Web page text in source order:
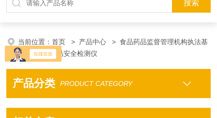
当前位置：首页 > 产品中心 >食品药品监督管理机构执法基
本装备>食品安全检测仪
产品分类 PRODUCT CATEGORY